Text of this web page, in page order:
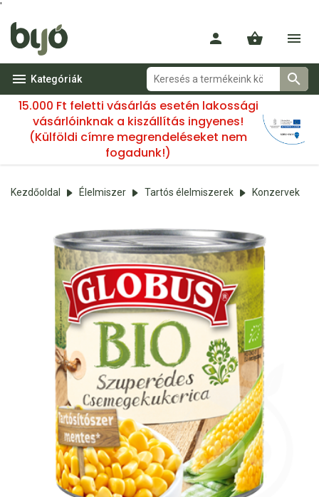
'
Kategóriák
15.000 Ft feletti vásárlás esetén lakossági
vásárlóinknak a kiszállítás ingyenes!
(Külföldi címre megrendeléseket nem
fogadunk!)
Kezdőoldal Élelmiszer Tartós élelmiszerek Konzervek